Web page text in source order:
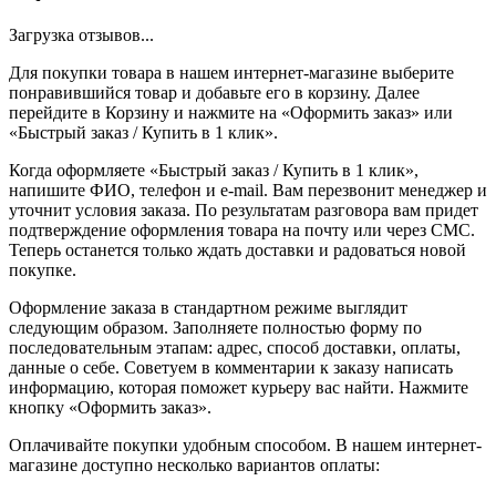
Загрузка отзывов...
Для покупки товара в нашем интернет-магазине выберите
понравившийся товар и добавьте его в корзину. Далее
перейдите в Корзину и нажмите на «Оформить заказ» или
«Быстрый заказ / Купить в 1 клик».
Когда оформляете «Быстрый заказ / Купить в 1 клик»,
напишите ФИО, телефон и e-mail. Вам перезвонит менеджер и
уточнит условия заказа. По результатам разговора вам придет
подтверждение оформления товара на почту или через СМС.
Теперь останется только ждать доставки и радоваться новой
покупке.
Оформление заказа в стандартном режиме выглядит
следующим образом. Заполняете полностью форму по
последовательным этапам: адрес, способ доставки, оплаты,
данные о себе. Советуем в комментарии к заказу написать
информацию, которая поможет курьеру вас найти. Нажмите
кнопку «Оформить заказ».
Оплачивайте покупки удобным способом. В нашем интернет-
магазине доступно несколько вариантов оплаты: